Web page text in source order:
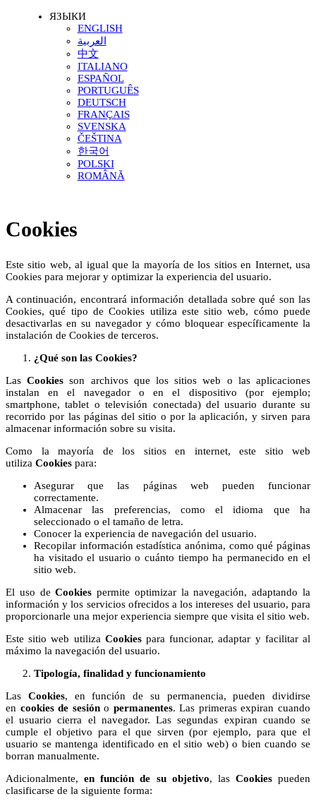
ЯЗЫКИ
ENGLISH
العربية
中文
ITALIANO
ESPAÑOL
PORTUGUÊS
DEUTSCH
FRANÇAIS
SVENSKA
ČEŠTINA
한국어
POLSKI
ROMÂNĂ
Cookies
Este sitio web, al igual que la mayoría de los sitios en Internet, usa
Cookies para mejorar y optimizar la experiencia del usuario.
A continuación, encontrará información detallada sobre qué son las
Cookies, qué tipo de Cookies utiliza este sitio web, cómo puede
desactivarlas en su navegador y cómo bloquear específicamente la
instalación de Cookies de terceros.
¿Qué son las Cookies?
LasCookies son archivos que los sitios web o las aplicaciones
instalan en el navegador o en el dispositivo (por ejemplo;
smartphone, tablet o televisión conectada) del usuario durante su
recorrido por las páginas del sitio o por la aplicación, y sirven para
almacenar información sobre su visita.
Como la mayoría de los sitios en internet, este sitio web
utiliza Cookies para:
Asegurar que las páginas web pueden funcionar
correctamente.
Almacenar las preferencias, como el idioma que ha
seleccionado o el tamaño de letra.
Conocer la experiencia de navegación del usuario.
Recopilar información estadística anónima, como qué páginas
ha visitado el usuario o cuánto tiempo ha permanecido en el
sitio web.
El uso deCookies permite optimizar la navegación, adaptando la
información y los servicios ofrecidos a los intereses del usuario, para
proporcionarle una mejor experiencia siempre que visita el sitio web.
Este sitio web utiliza Cookiespara funcionar, adaptar y facilitar al
máximo la navegación del usuario.
Tipología, finalidad y funcionamiento
Las Cookies, en función de su permanencia, pueden dividirse
en cookies de sesióno permanentes. Las primeras expiran cuando
el usuario cierra el navegador. Las segundas expiran cuando se
cumple el objetivo para el que sirven (por ejemplo, para que el
usuario se mantenga identificado en el sitio web) o bien cuando se
borran manualmente.
Adicionalmente,en función de su objetivo, las Cookiespueden
clasificarse de la siguiente forma: